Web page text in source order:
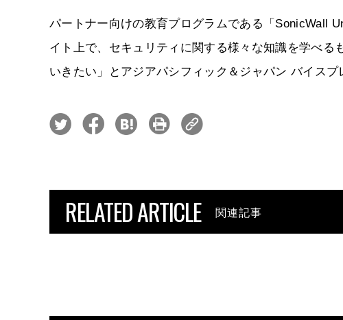
パートナー向けの教育プログラムである「SonicWall
イト上で、セキュリティに関する様々な知識を学べ
いきたい」とアジアパシフィック＆ジャパン バイス
RELATED ARTICLE 関連記事